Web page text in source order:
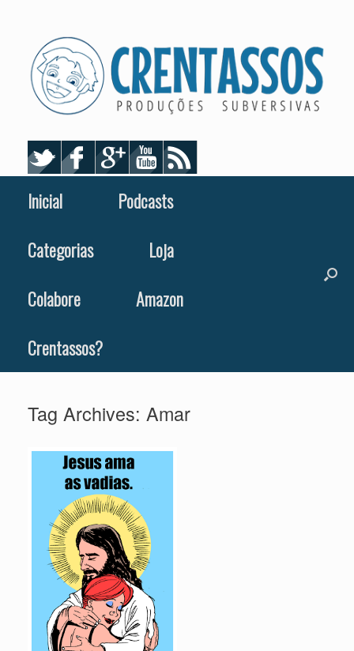
Inicial
Podcasts
Categorias
Loja
Colabore
Amazon
Crentassos?
Tag Archives: Amar